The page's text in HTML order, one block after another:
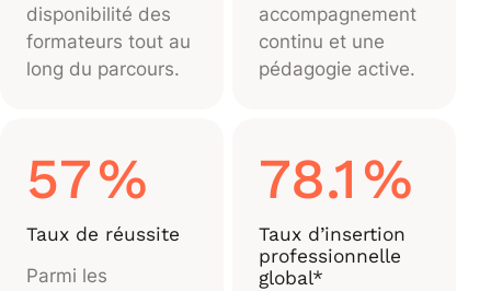
disponibilité des
formateurs tout au
long du parcours.
accompagnement
continu et une
pédagogie active.
57%
Taux de réussite
Parmi les
78.1%
Taux d’insertion
professionnelle
global*